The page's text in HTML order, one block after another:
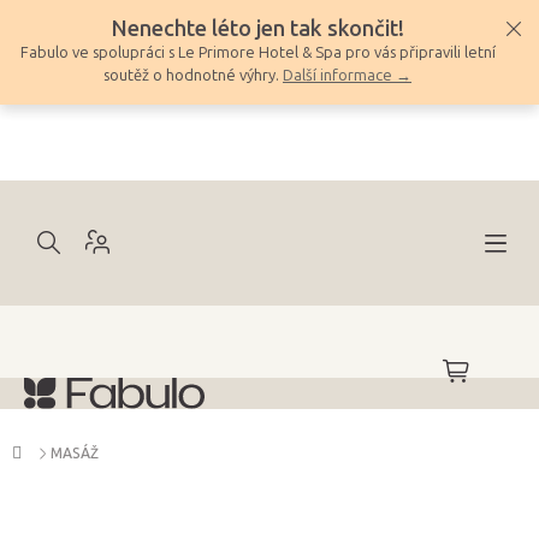
obsah
Nenechte léto jen tak skončit!
Fabulo ve spolupráci s Le Primore Hotel & Spa pro vás připravili letní
soutěž o hodnotné výhry. Další informace →
NÁKUPNÍ
KOŠÍK
Domů
MASÁŽ